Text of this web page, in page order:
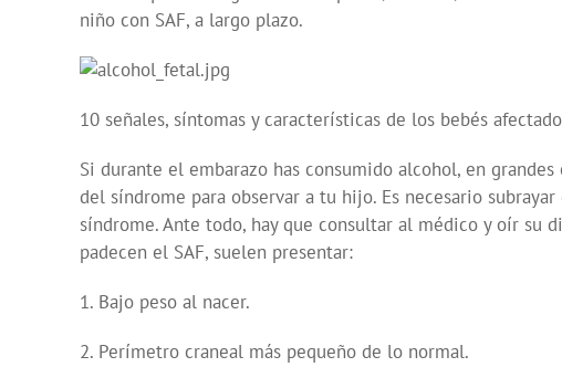
niño con SAF, a largo plazo.
10 señales, síntomas y características de los bebés
Si durante el embarazo has consumido alcohol, en
del síndrome para observar a tu hijo. Es necesario
síndrome. Ante todo, hay que consultar al médico y oír su
padecen el SAF, suelen presentar:
1. Bajo peso al nacer.
2. Perímetro craneal más pequeño de lo normal.